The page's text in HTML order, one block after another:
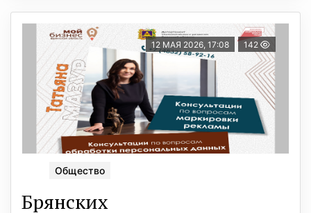
12 МАЯ 2026, 17:08 142
Общество
Брянских